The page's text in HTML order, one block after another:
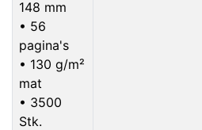
148 mm
• 56
pagina's
• 130 g/m²
mat
• 3500
Stk.